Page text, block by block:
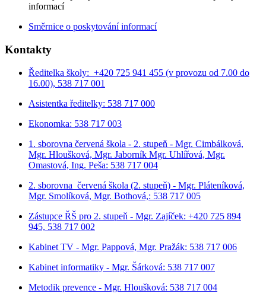
informací
Směrnice o poskytování informací
Kontakty
Ředitelka školy: +420 725 941 455 (v provozu od 7.00 do
16.00), 538 717 001
Asistentka ředitelky: 538 717 000
Ekonomka: 538 717 003
1. sborovna červená škola - 2. stupeň - Mgr. Cimbálková,
Mgr. Hloušková, Mgr. Jaborník Mgr. Uhlířová, Mgr.
Omastová, Ing. Peša: 538 717 004
2. sborovna červená škola (2. stupeň) - Mgr. Pláteníková,
Mgr. Smolíková, Mgr. Bothová,: 538 717 005
Zástupce ŘŠ pro 2. stupeň - Mgr. Zajíček: +420 725 894
945, 538 717 002
Kabinet TV - Mgr. Pappová, Mgr. Pražák: 538 717 006
Kabinet informatiky - Mgr. Šárková: 538 717 007
Metodik prevence - Mgr. Hloušková: 538 717 004